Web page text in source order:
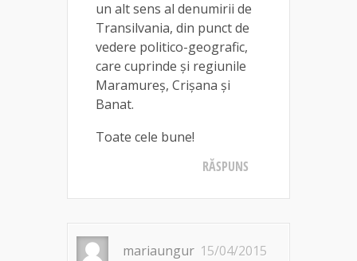
un alt sens al denumirii de
Transilvania, din punct de
vedere politico-geografic,
care cuprinde și regiunile
Maramureș, Crișana și
Banat.
Toate cele bune!
RĂSPUNS
mariaungur 15/04/2015